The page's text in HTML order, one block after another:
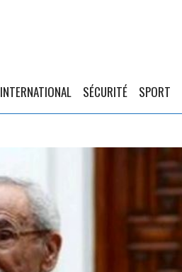
INTERNATIONAL SÉCURITÉ SPORT